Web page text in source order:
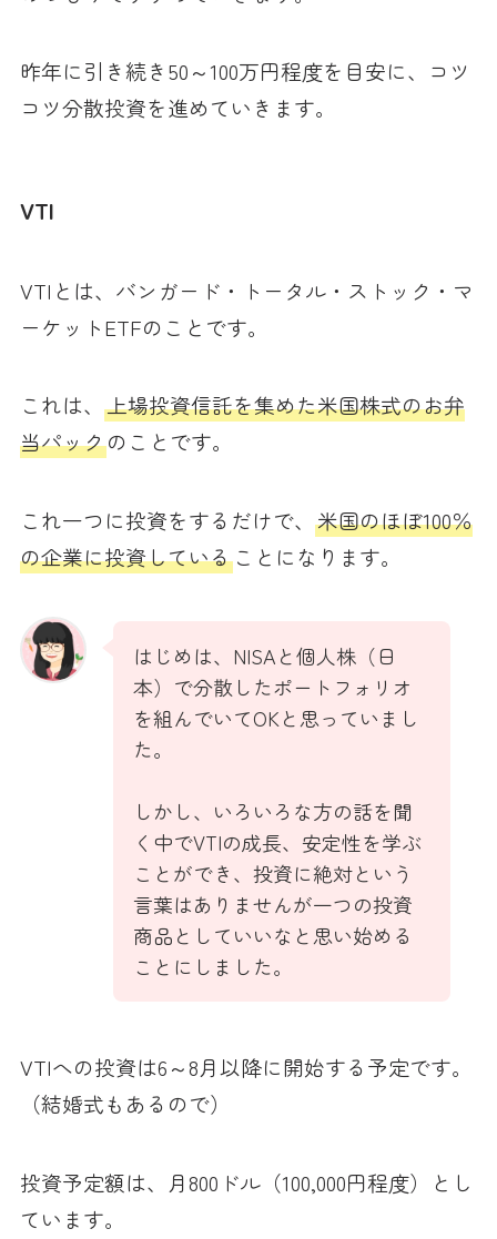
昨年に引き続き50～100万円程度を目安に、コツ
コツ分散投資を進めていきます。
VTI
VTIとは、バンガード・トータル・ストック・マ
ーケットETFのことです。
これは、 上場投資信託を集めた米国株式のお弁
当パックのことです。
これ一つに投資をするだけで、 米国のほぼ100％
の企業に投資していることになります。
はじめは、NISAと個人株（日
本）で分散したポートフォリオ
を組んでいてOKと思っていまし
た。
しかし、いろいろな方の話を聞
く中でVTIの成長、安定性を学ぶ
ことができ、投資に絶対という
言葉はありませんが一つの投資
商品としていいなと思い始める
ことにしました。
VTIへの投資は6～8月以降に開始する予定です。
（結婚式もあるので）
投資予定額は、月800ドル（100,000円程度）とし
ています。